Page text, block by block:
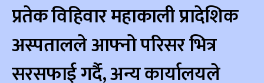
प्रतेक विहिवार महाकाली प्रादेशिक
अस्पतालले आफ्नो परिसर भित्र
सरसफाई गर्दै, अन्य कार्यालयले